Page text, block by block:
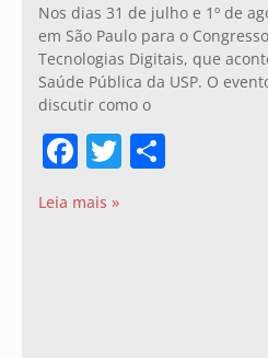
Nos dias 31 de julho e 1º de
em São Paulo para o
Tecnologias Digitais, que
Saúde Pública da USP. O
discutir como o
Facebook
Twitter
Leia mais »